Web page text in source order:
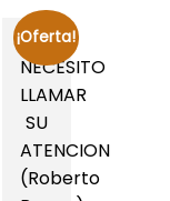
¡Oferta!